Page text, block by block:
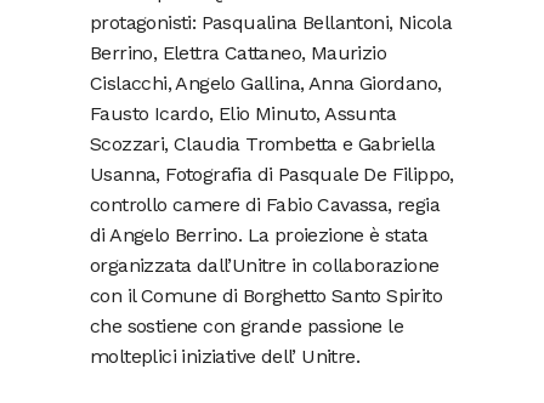
protagonisti: Pasqualina Bellantoni, Nicola
Berrino, Elettra Cattaneo, Maurizio
Cislacchi, Angelo Gallina, Anna Giordano,
Fausto Icardo, Elio Minuto, Assunta
Scozzari, Claudia Trombetta e Gabriella
Usanna, Fotografia di Pasquale De Filippo,
controllo camere di Fabio Cavassa, regia
di Angelo Berrino. La proiezione è stata
organizzata dall’Unitre in collaborazione
con il Comune di Borghetto Santo Spirito
che sostiene con grande passione le
molteplici iniziative dell’ Unitre.